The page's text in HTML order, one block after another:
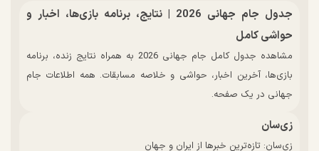
جدول جام جهانی 2026 | نتایج، برنامه بازی‌ها، اخبار و
حواشی کامل
مشاهده جدول کامل جام جهانی 2026 به همراه نتایج زنده، برنامه
بازی‌ها، آخرین اخبار، حواشی و خلاصه مسابقات. همه اطلاعات جام
جهانی در یک صفحه.
زی‌سان
زی‌سان: تازه‌ترین خبرها از ایران و جهان